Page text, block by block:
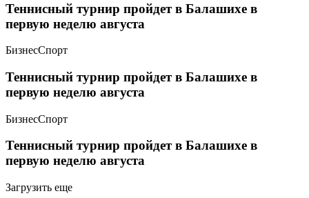
Теннисный турнир пройдет в Балашихе в
первую неделю августа
БизнесСпорт
Теннисный турнир пройдет в Балашихе в
первую неделю августа
БизнесСпорт
Теннисный турнир пройдет в Балашихе в
первую неделю августа
Загрузить еще